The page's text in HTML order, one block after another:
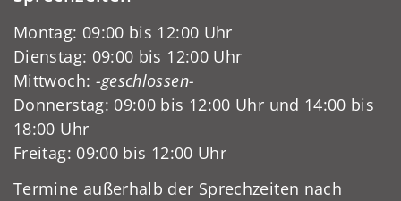
Montag: 09:00 bis 12:00 Uhr
Dienstag: 09:00 bis 12:00 Uhr
Mittwoch: -geschlossen-
Donnerstag: 09:00 bis 12:00 Uhr und 14:00 bis
18:00 Uhr
Freitag: 09:00 bis 12:00 Uhr
Termine außerhalb der Sprechzeiten nach